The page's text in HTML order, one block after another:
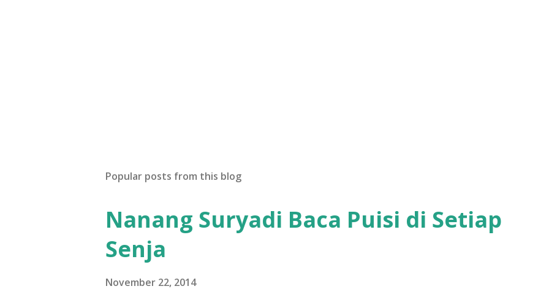
Popular posts from this blog
Nanang Suryadi Baca Puisi di Setiap
Senja
November 22, 2014